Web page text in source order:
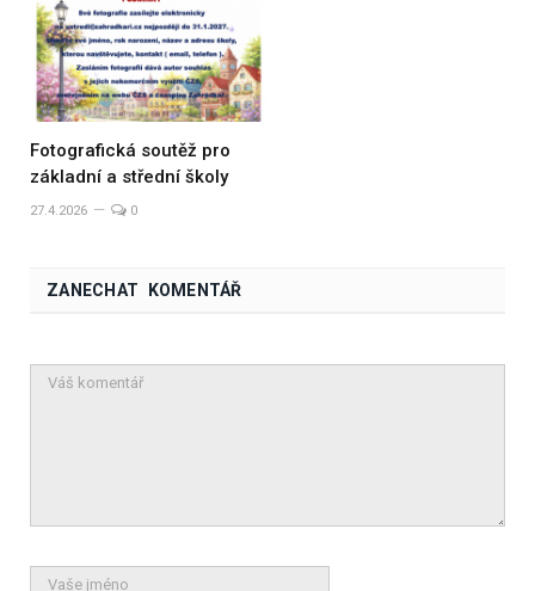
Fotografická soutěž pro
základní a střední školy
27.4.2026 0
ZANECHAT KOMENTÁŘ